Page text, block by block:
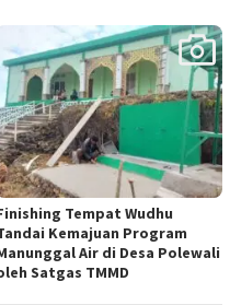
Tempat Wudhu
Kemajuan Program
Air di Desa Polewali
Satgas TMMD